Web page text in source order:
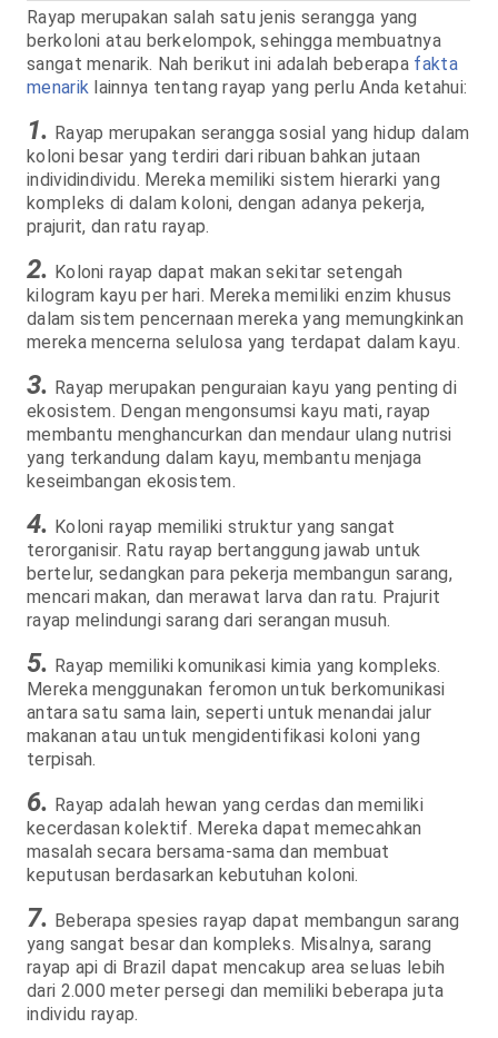
Rayap merupakan salah satu jenis serangga yang
berkoloni atau berkelompok, sehingga membuatnya
sangat menarik. Nah berikut ini adalah beberapa fakta
menarik lainnya tentang rayap yang perlu Anda ketahui:
1. Rayap merupakan serangga sosial yang hidup dalam
koloni besar yang terdiri dari ribuan bahkan jutaan
individindividu. Mereka memiliki sistem hierarki yang
kompleks di dalam koloni, dengan adanya pekerja,
prajurit, dan ratu rayap.
2. Koloni rayap dapat makan sekitar setengah
kilogram kayu per hari. Mereka memiliki enzim khusus
dalam sistem pencernaan mereka yang memungkinkan
mereka mencerna selulosa yang terdapat dalam kayu.
3. Rayap merupakan penguraian kayu yang penting di
ekosistem. Dengan mengonsumsi kayu mati, rayap
membantu menghancurkan dan mendaur ulang nutrisi
yang terkandung dalam kayu, membantu menjaga
keseimbangan ekosistem.
4. Koloni rayap memiliki struktur yang sangat
terorganisir. Ratu rayap bertanggung jawab untuk
bertelur, sedangkan para pekerja membangun sarang,
mencari makan, dan merawat larva dan ratu. Prajurit
rayap melindungi sarang dari serangan musuh.
5. Rayap memiliki komunikasi kimia yang kompleks.
Mereka menggunakan feromon untuk berkomunikasi
antara satu sama lain, seperti untuk menandai jalur
makanan atau untuk mengidentifikasi koloni yang
terpisah.
6. Rayap adalah hewan yang cerdas dan memiliki
kecerdasan kolektif. Mereka dapat memecahkan
masalah secara bersama-sama dan membuat
keputusan berdasarkan kebutuhan koloni.
7. Beberapa spesies rayap dapat membangun sarang
yang sangat besar dan kompleks. Misalnya, sarang
rayap api di Brazil dapat mencakup area seluas lebih
dari 2.000 meter persegi dan memiliki beberapa juta
individu rayap.